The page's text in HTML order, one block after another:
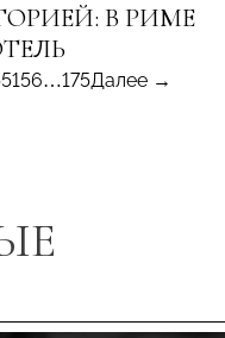
В РИМЕ
156…175Далее →